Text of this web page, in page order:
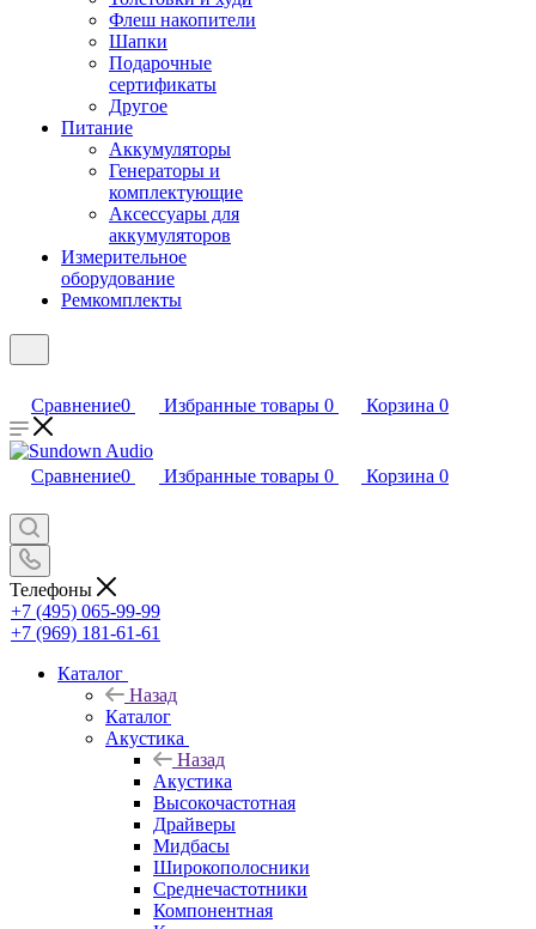
Флеш накопители
Шапки
Подарочные
сертификаты
Другое
Питание
Аккумуляторы
Генераторы и
комплектующие
Аксессуары для
аккумуляторов
Измерительное
оборудование
Ремкомплекты
Сравнение0 Избранные товары 0 Корзина 0
Сравнение0 Избранные товары 0 Корзина 0
Телефоны
+7 (495) 065-99-99
+7 (969) 181-61-61
Каталог
Назад
Каталог
Акустика
Назад
Акустика
Высокочастотная
Драйверы
Мидбасы
Широкополосники
Среднечастотники
Компонентная